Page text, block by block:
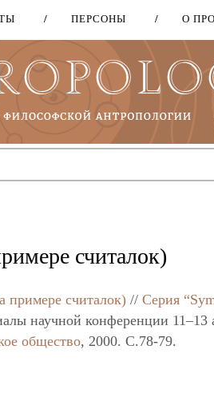
ПЕРСОНЫ О
считалок)
примере считалок) // Серия
научной конференции 11–13
общество, 2000. C.78-79.